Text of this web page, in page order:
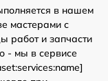
в нашем
мастерами с
работ и запчасти
- мы в сервисе